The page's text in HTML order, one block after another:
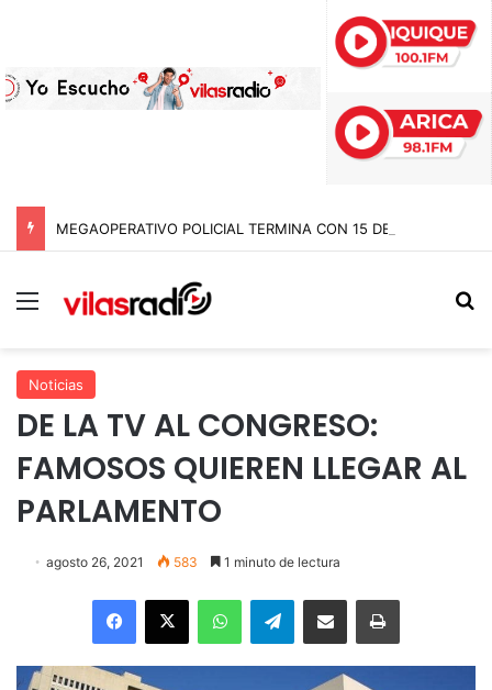
Menú
Noticias
DE LA TV AL CONGRESO:
FAMOSOS QUIEREN LLEGAR AL
PARLAMENTO
agosto 26, 2021 583 1 minuto de lectura
Facebook
X WhatsAppTelegramEnviar vía email Imprimir